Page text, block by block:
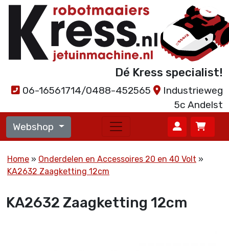
Dé Kress specialist!
06-16561714/0488-452565
Industrieweg
5c Andelst
Webshop
Home
Onderdelen en Accessoires 20 en 40 Volt
KA2632 Zaagketting 12cm
KA2632 Zaagketting 12cm